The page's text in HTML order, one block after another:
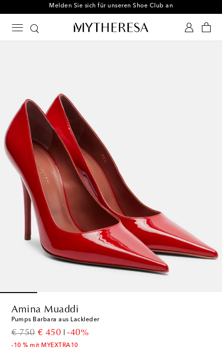
Melden Sie sich für unseren Shoe Club an
Amina Muaddi
Pumps Barbara aus Lackleder
€ 750
original price
€ 450
discount price
-40%
-10 % mit MYEXTRA10